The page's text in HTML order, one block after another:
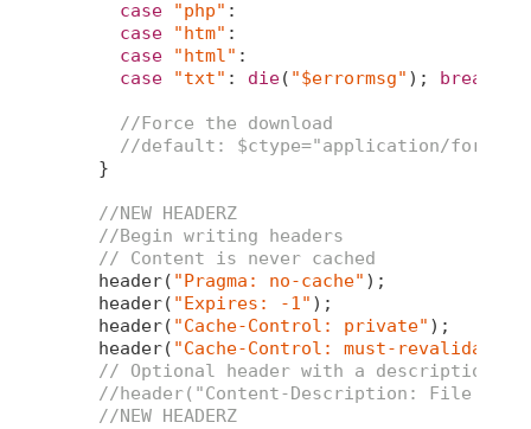
case
"php" :
case
"htm" :
case
"html" :
case
"txt" : die( "$errormsg" ); break
//Force the download
//default: $ctype="application/force-
   }
//NEW HEADERZ
//Begin writing headers
// Content is never cached
   header(
"Pragma: no-cache" );
   header(
"Expires: -1" );
   header(
"Cache-Control: private" );
   header(
"Cache-Control: must-revalidate,
// Optional header with a description
//header("Content-Description: File
//NEW HEADERZ